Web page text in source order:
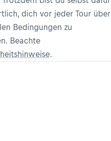
dich vor jeder Tour über
Bedingungen zu
Beachte
.